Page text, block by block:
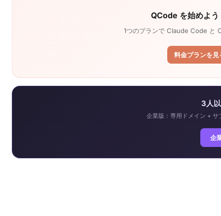
QCode を始めよ
1つのプランで Claude Code と
料金プランを
3人
企業版：専用ドメイン +
企